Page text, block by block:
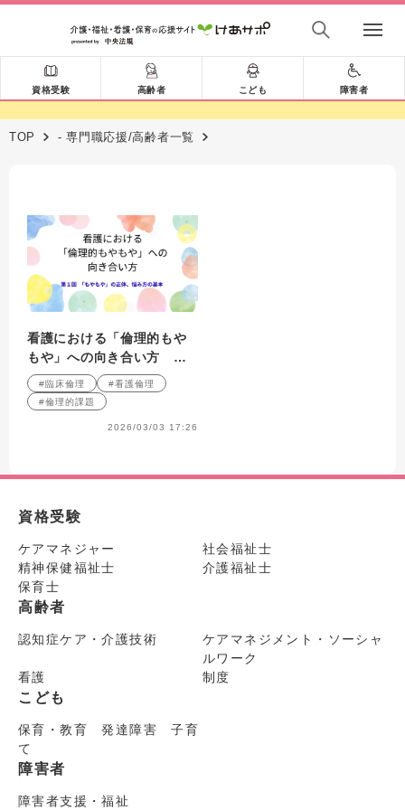
資格受験 高齢者 こども 障害者
TOP - 専門職応援/高齢者一覧
看護における「倫理的もや
もや」への向き合い方 第1
回「もやもや」の正体、悩
み方の基本
#臨床倫理
#看護倫理
#倫理的課題
2026/03/03 17:26
資格受験
ケアマネジャー
社会福祉士
精神保健福祉士
介護福祉士
保育士
高齢者
認知症ケア・介護技術
ケアマネジメント・ソーシャ
ルワーク
看護
制度
こども
保育・教育 発達障害 子育
て
障害者
障害者支援・福祉